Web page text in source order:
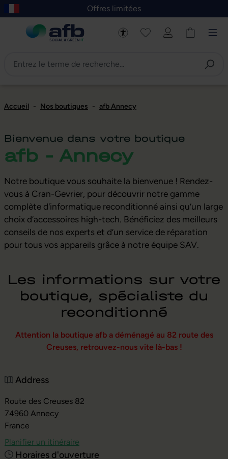
au contenu principal
Skip to B2B platform navigation
Offres limitées
Accueil - Nos boutiques - afb Annecy
Bienvenue dans votre boutique
afb - Annecy
Notre boutique vous souhaite la bienvenue ! Rendez-
vous à Cran-Gevrier, pour découvrir notre gamme
complète d'informatique reconditionné ainsi qu’un large
choix d’accessoires high-tech. Bénéficiez des meilleurs
conseils de nos experts et d’un service de réparation
pour tous vos appareils grâce à notre équipe SAV.
Les informations sur votre
boutique, spécialiste du
reconditionné
Attention la boutique afb a déménagé au 82 route des
Creuses, retrouvez-nous vite là-bas !
Address
Route des Creuses 82
74960 Annecy
France
Planifier un itinéraire
Horaires d'ouverture